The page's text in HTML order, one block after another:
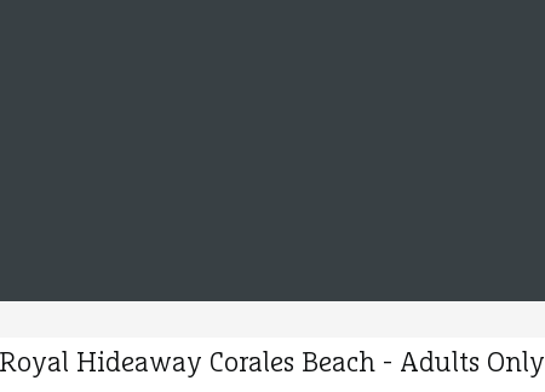
Hideaway Corales Beach - Adults Only